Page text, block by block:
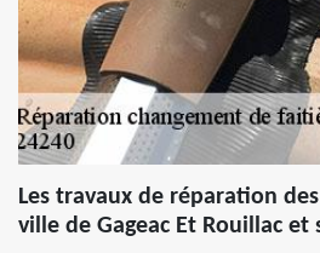
Les travaux de réparation
ville de Gageac Et Rouillac et